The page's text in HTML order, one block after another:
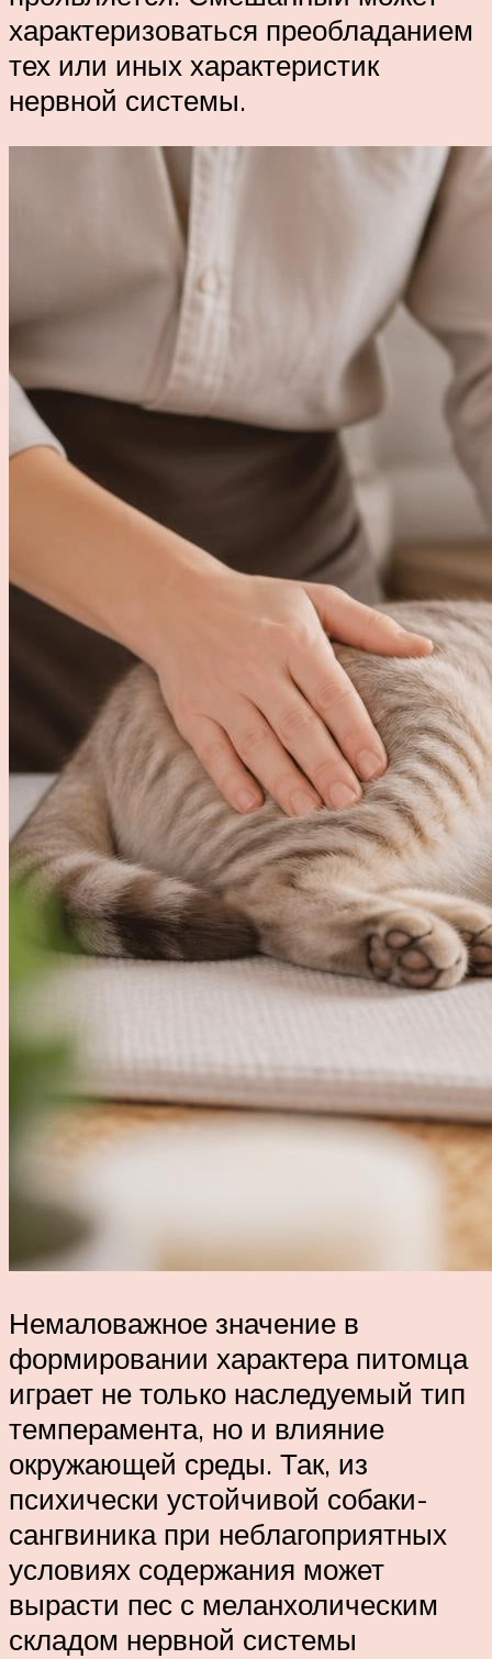
характеризоваться преобладанием
тех или иных характеристик
нервной системы.
Немаловажное значение в
формировании характера питомца
играет не только наследуемый тип
темперамента, но и влияние
окружающей среды. Так, из
психически устойчивой собаки-
сангвиника при неблагоприятных
условиях содержания может
вырасти пес с меланхолическим
складом нервной системы